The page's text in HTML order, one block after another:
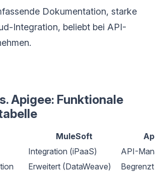
Dokumentation, starke
Integration, beliebt bei API-
Apigee: Funktionale
MuleSoft
Integration (iPaaS)
API-
Erweitert (DataWeave)
Begrenzt